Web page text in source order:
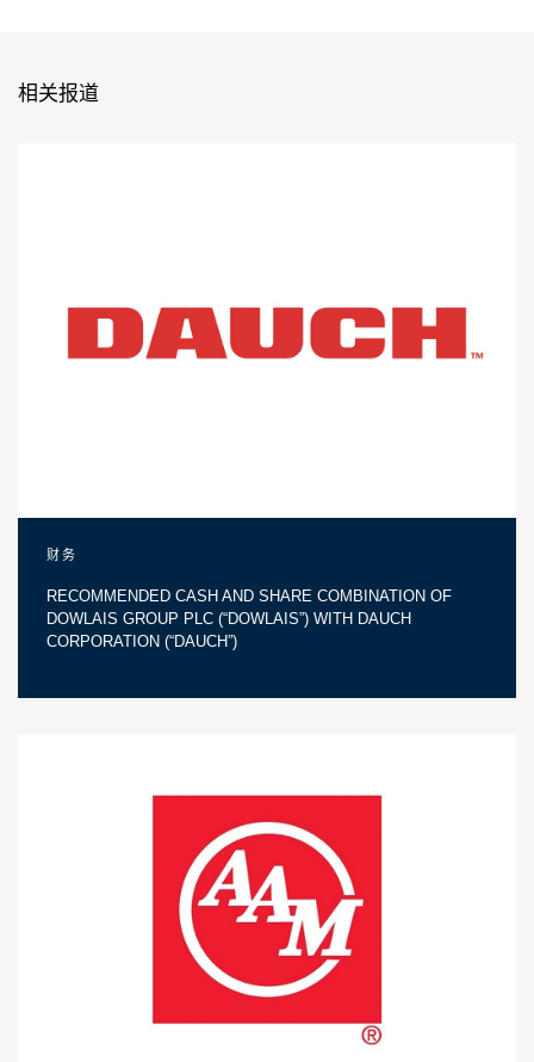
相关报道
财务
RECOMMENDED CASH AND SHARE COMBINATION OF
DOWLAIS GROUP PLC (“DOWLAIS”) WITH DAUCH
CORPORATION (“DAUCH”)